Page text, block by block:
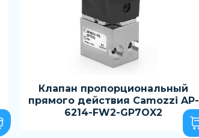
Клапан пропорциональный
прямого действия Camozzi AP-
6214-FW2-GP7OX2